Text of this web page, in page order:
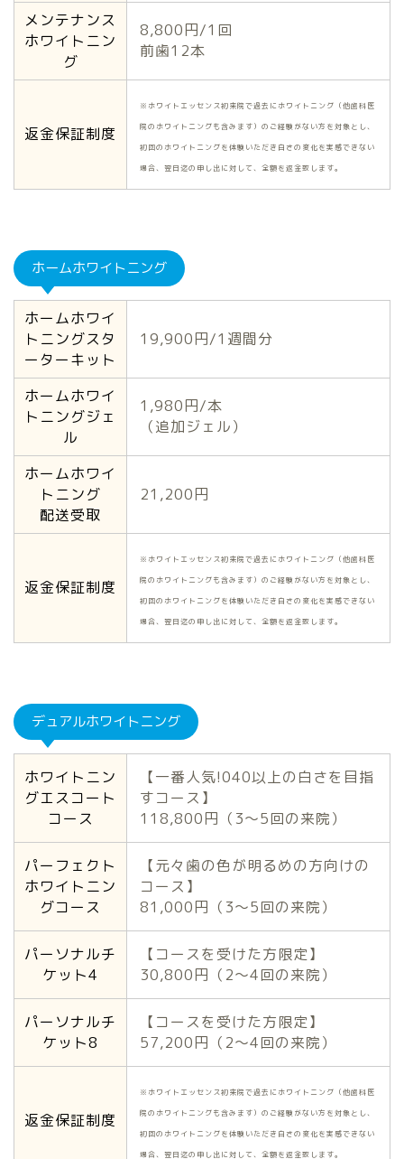
メンテナンス
ホワイトニン
グ
8,800円/1回
前歯12本
返金保証制度
※ホワイトエッセンス初来院で過去にホワイトニング（他歯科医
院のホワイトニングも含みます）のご経験がない方を対象とし、
初回のホワイトニングを体験いただき白さの変化を実感できない
場合、翌日迄の申し出に対して、全額を返金致します。
ホームホワイトニング
ホームホワイ
トニングスタ
ーターキット
19,900円/1週間分
ホームホワイ
トニングジェ
ル
1,980円/本
（追加ジェル）
ホームホワイ
トニング
配送受取
21,200円
返金保証制度
※ホワイトエッセンス初来院で過去にホワイトニング（他歯科医
院のホワイトニングも含みます）のご経験がない方を対象とし、
初回のホワイトニングを体験いただき白さの変化を実感できない
場合、翌日迄の申し出に対して、全額を返金致します。
デュアルホワイトニング
ホワイトニン
グエスコート
コース
【一番人気!040以上の白さを目指
すコース】
118,800円（3〜5回の来院）
パーフェクト
ホワイトニン
グコース
【元々歯の色が明るめの方向けの
コース】
81,000円（3〜5回の来院）
パーソナルチ
ケット4
【コースを受けた方限定】
30,800円（2〜4回の来院）
パーソナルチ
ケット8
【コースを受けた方限定】
57,200円（2〜4回の来院）
返金保証制度
※ホワイトエッセンス初来院で過去にホワイトニング（他歯科医
院のホワイトニングも含みます）のご経験がない方を対象とし、
初回のホワイトニングを体験いただき白さの変化を実感できない
場合、翌日迄の申し出に対して、全額を返金致します。